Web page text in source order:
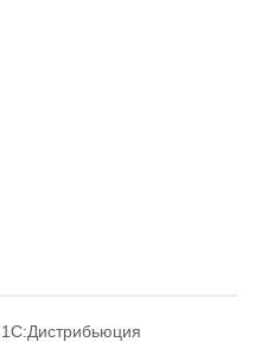
1С:Дистрибьюция